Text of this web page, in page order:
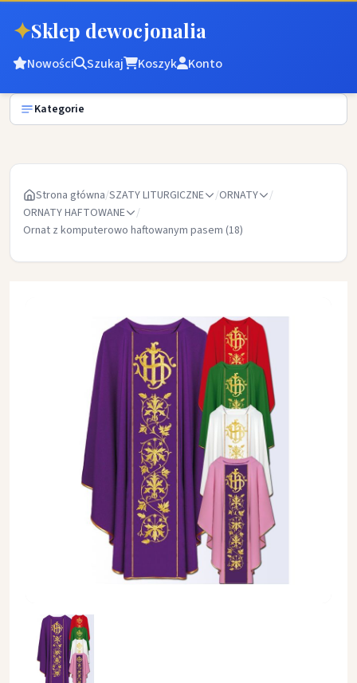
✦Sklep dewocjonalia
Nowości Szukaj Koszyk Konto
Kategorie
Strona główna/SZATY LITURGICZNE /ORNATY
/
ORNATY HAFTOWANE
/
Ornat z komputerowo haftowanym pasem (18)
Ornat z komputerowo haftowanym pasem (18) - Ornaty